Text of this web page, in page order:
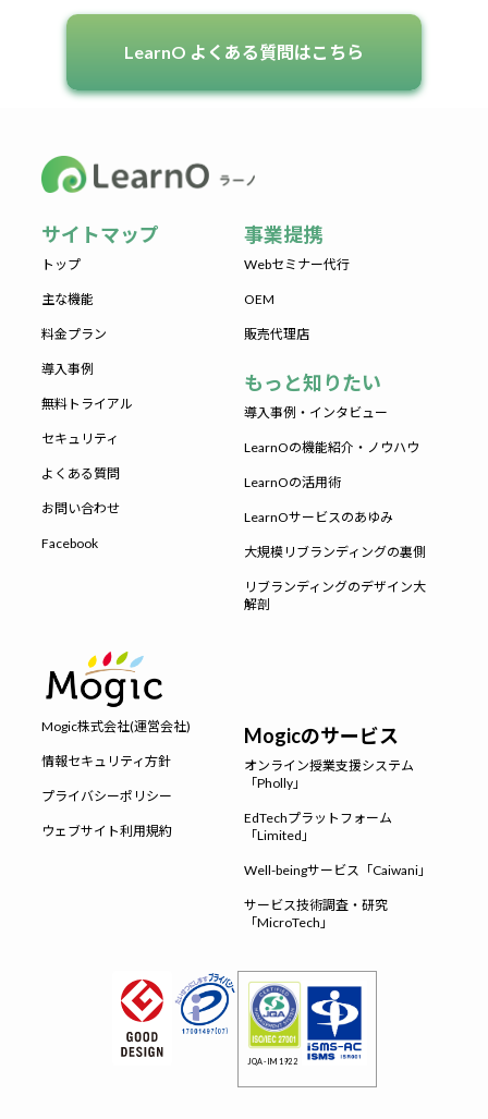
LearnO よくある質問はこちら
サイトマップ
トップ
主な機能
料金プラン
導入事例
無料トライアル
セキュリティ
よくある質問
お問い合わせ
Facebook
事業提携
Webセミナー代行
OEM
販売代理店
もっと知りたい
導入事例・インタビュー
LearnOの機能紹介・ノウハウ
LearnOの活用術
LearnOサービスのあゆみ
大規模リブランディングの裏側
リブランディングのデザイン大
解剖
Mogic株式会社(運営会社)
情報セキュリティ方針
プライバシーポリシー
ウェブサイト利用規約
Mogicのサービス
オンライン授業支援システム
「Pholly」
EdTechプラットフォーム
「Limited」
Well-beingサービス「Caiwani」
サービス技術調査・研究
「MicroTech」
JQA-IM1922